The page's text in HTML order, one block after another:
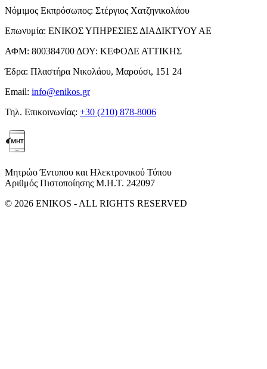
Νόμιμος Εκπρόσωπος: Στέργιος Χατζηνικολάου
Επωνυμία: ΕΝΙΚΟΣ ΥΠΗΡΕΣΙΕΣ ΔΙΑΔΙΚΤΥΟΥ ΑΕ
ΑΦΜ: 800384700 ΔΟΥ: ΚΕΦΟΔΕ ΑΤΤΙΚΗΣ
Έδρα: Πλαστήρα Νικολάου, Μαρούσι, 151 24
Email: info@enikos.gr
Τηλ. Επικοινωνίας: +30 (210) 878-8006
Μητρώο Έντυπου και Ηλεκτρονικού Τύπου
Αριθμός Πιστοποίησης Μ.Η.Τ. 242097
© 2026 ENIKOS - ALL RIGHTS RESERVED